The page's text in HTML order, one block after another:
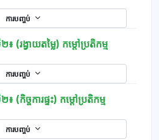
ការបញ្ចប់
(រង្វាយតម្លៃ) កម្តៅប្រតិកម្មកម្រងសំណួរ
ការបញ្ចប់
(កិច្ចការផ្ទះ) កម្តៅប្រតិកម្ម
ការបញ្ចប់